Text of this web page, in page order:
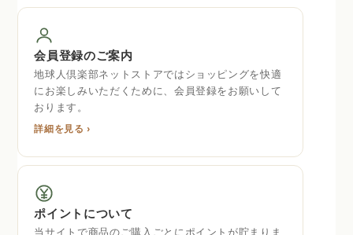
会員登録のご案内
地球人倶楽部ネットストアではショッピングを快適
にお楽しみいただくために、会員登録をお願いして
おります。
詳細を見る ›
ポイントについて
当サイトで商品のご購入ごとにポイントが貯まりま